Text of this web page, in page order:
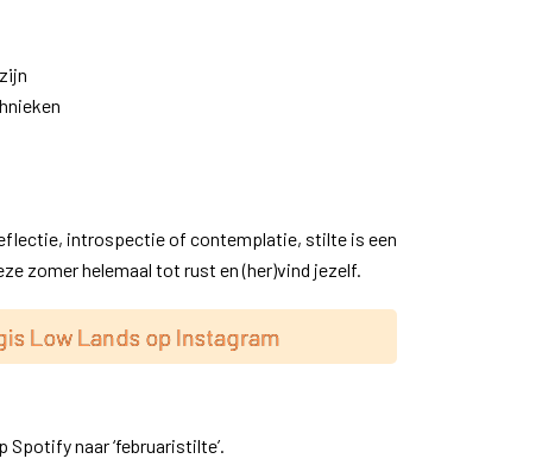
introspectie of contemplatie, stilte is een
zomer helemaal tot rust en (her)vind jezelf.
Low Lands op Instagram
naar ‘februaristilte’.